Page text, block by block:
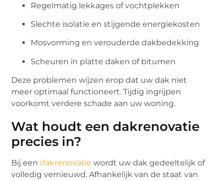
Regelmatig lekkages of vochtplekken
Slechte isolatie en stijgende energiekosten
Mosvorming en verouderde dakbedekking
Scheuren in platte daken of bitumen
Deze problemen wijzen erop dat uw dak niet
meer optimaal functioneert. Tijdig ingrijpen
voorkomt verdere schade aan uw woning.
Wat houdt een dakrenovatie
precies in?
Bij eendakrenovatie wordt uw dak gedeeltelijk of
volledig vernieuwd. Afhankelijk van de staat van